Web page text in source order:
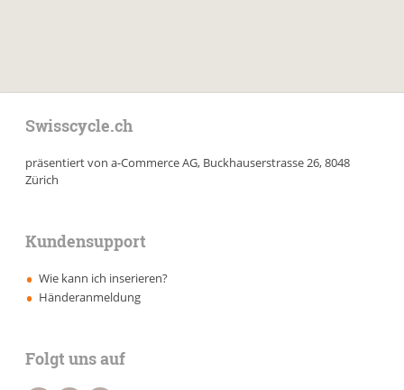
Swisscycle.ch
präsentiert von a-Commerce AG, Buckhauserstrasse 26, 8048
Zürich
Kundensupport
Wie kann ich inserieren?
Händeranmeldung
Folgt uns auf